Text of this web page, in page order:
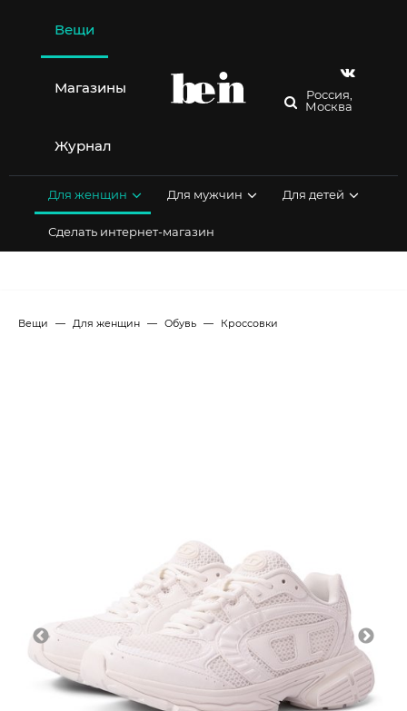
содержимому
Вещи
Магазины
Журнал
Россия,
Москва
Для женщин Для мужчин Для детей
Сделать интернет-магазин
Вещи Для женщин Обувь Кроссовки